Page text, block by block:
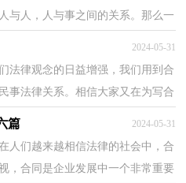
与人，人与事之间的关系。那么一
小编整理的装修合同...
2024-05-31
法律观念的日益增强，我们用到合
事法律关系。相信大家又在为写合
的装修合同8篇，仅...
篇 2024-05-31
人们越来越相信法律的社会中，合
，合同是企业发展中一个非常重要